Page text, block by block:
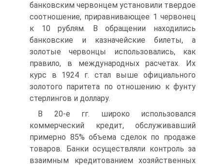
банковским червонцем установили твердое
соотношение, приравнивающее 1 червонец
к 10 рублям. В обращении находились
банковские и казначейские билеты, а
золотые червонцы использовались, как
правило, в международных расчетах. Их
курс в 1924 г. стал выше официального
золотого паритета по отношению к фунту
стерлингов и доллару.
В 20-е гг. широко использовался
коммерческий кредит, обслуживавший
примерно 85% объема сделок по продаже
товаров. Банки осуществляли контроль за
взаимным кредитованием хозяйственных